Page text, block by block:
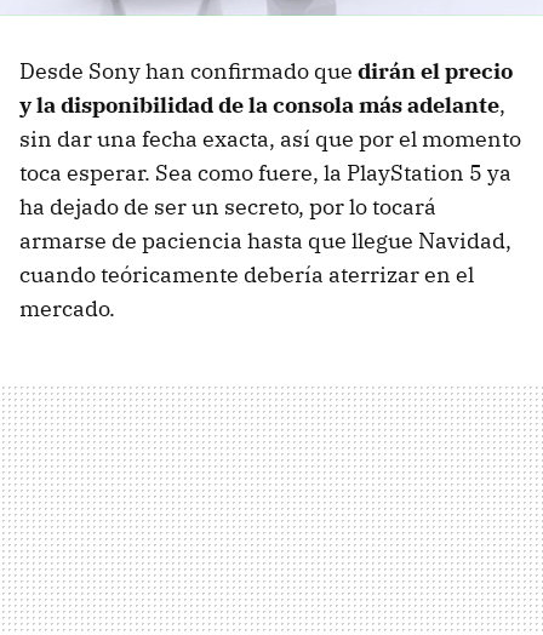
Desde Sony han confirmado que dirán el precio
y la disponibilidad de la consola más adelante,
sin dar una fecha exacta, así que por el momento
toca esperar. Sea como fuere, la PlayStation 5 ya
ha dejado de ser un secreto, por lo tocará
armarse de paciencia hasta que llegue Navidad,
cuando teóricamente debería aterrizar en el
mercado.